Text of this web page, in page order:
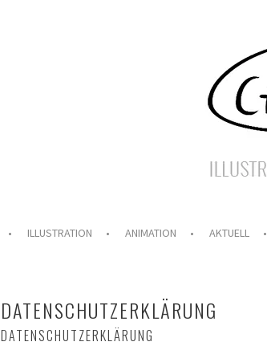
ILLUSTRATION ANIMATION AKTUELL
DATENSCHUTZERKLÄRUNG
DATENSCHUTZERKLÄRUNG